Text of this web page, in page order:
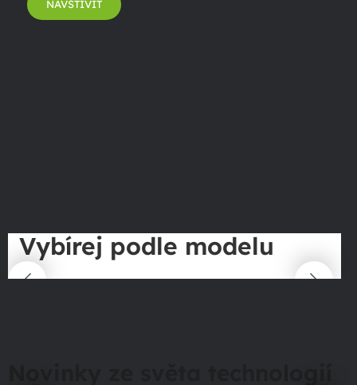
NAVŠTÍVIT
Vybírej podle modelu